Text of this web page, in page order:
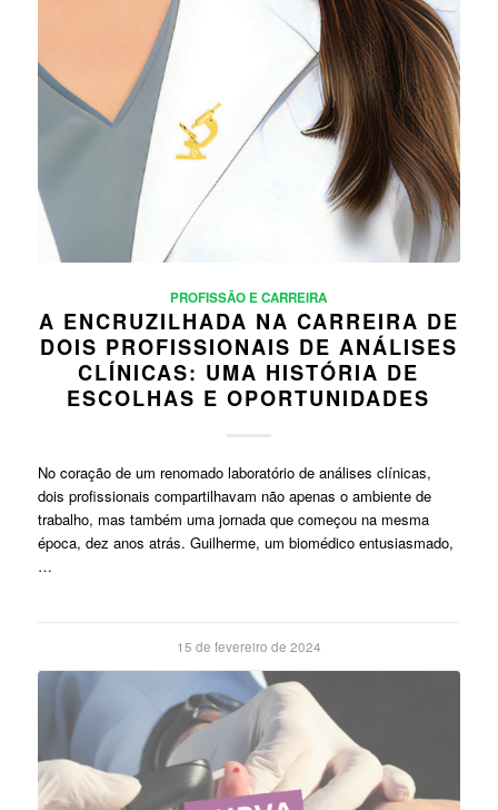
PROFISSÃO E CARREIRA
A ENCRUZILHADA NA CARREIRA DE
DOIS PROFISSIONAIS DE ANÁLISES
CLÍNICAS: UMA HISTÓRIA DE
ESCOLHAS E OPORTUNIDADES
No coração de um renomado laboratório de análises clínicas,
dois profissionais compartilhavam não apenas o ambiente de
trabalho, mas também uma jornada que começou na mesma
época, dez anos atrás. Guilherme, um biomédico entusiasmado,
…
15 de fevereiro de 2024